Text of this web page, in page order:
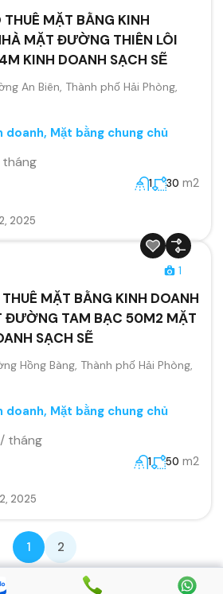
MẶT BẰNG KINH
MẶT ĐƯỜNG THIÊN LÔI
KINH DOANH SẠCH SẼ
An Biên, Thành phố Hải Phòng,
doanh, Mặt bằng chung chủ
1 30 m2
2025
1
MẶT BẰNG KINH DOANH
ĐƯỜNG TAM BẠC 50M2 MẶT
SẠCH SẼ
Hồng Bàng, Thành phố Hải Phòng,
doanh, Mặt bằng chung chủ
tháng
1 50 m2
2025
1 2